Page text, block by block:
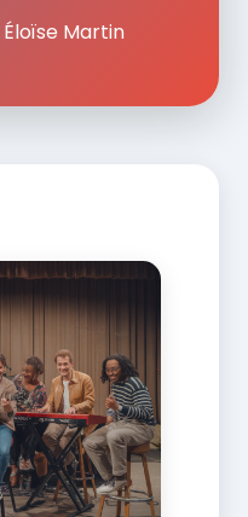
Éloïse Martin